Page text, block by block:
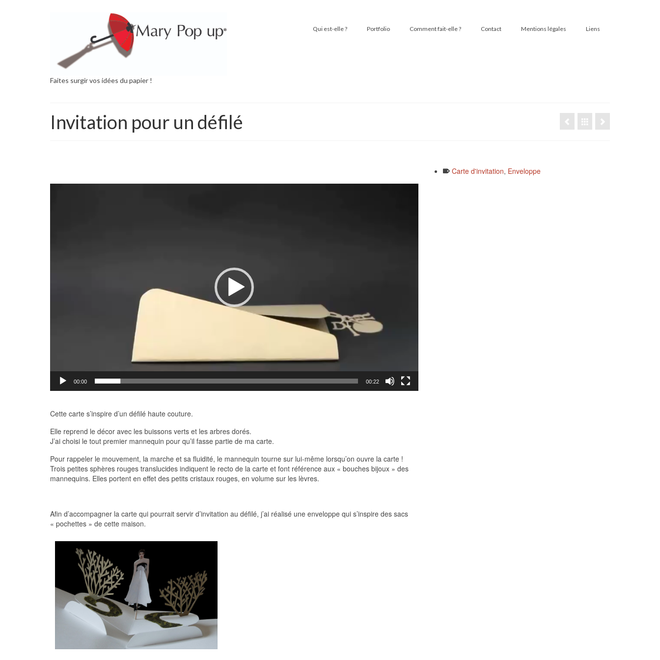
Faites surgir vos idées du papier !
Qui est-elle ? Portfolio Comment fait-elle ? Contact Mentions légales Liens
Invitation pour un défilé
00:00 00:22
Cette carte s’inspire d’un défilé haute couture.
Elle reprend le décor avec les buissons verts et les arbres dorés.
J’ai choisi le tout premier mannequin pour qu’il fasse partie de ma carte.
Pour rappeler le mouvement, la marche et sa fluidité, le mannequin tourne sur lui-même lorsqu’on ouvre la carte !
Trois petites sphères rouges translucides indiquent le recto de la carte et font référence aux « bouches bijoux » des
mannequins. Elles portent en effet des petits cristaux rouges, en volume sur les lèvres.
Afin d’accompagner la carte qui pourrait servir d’invitation au défilé, j’ai réalisé une enveloppe qui s’inspire des sacs
« pochettes » de cette maison.
Carte d'invitation, Enveloppe